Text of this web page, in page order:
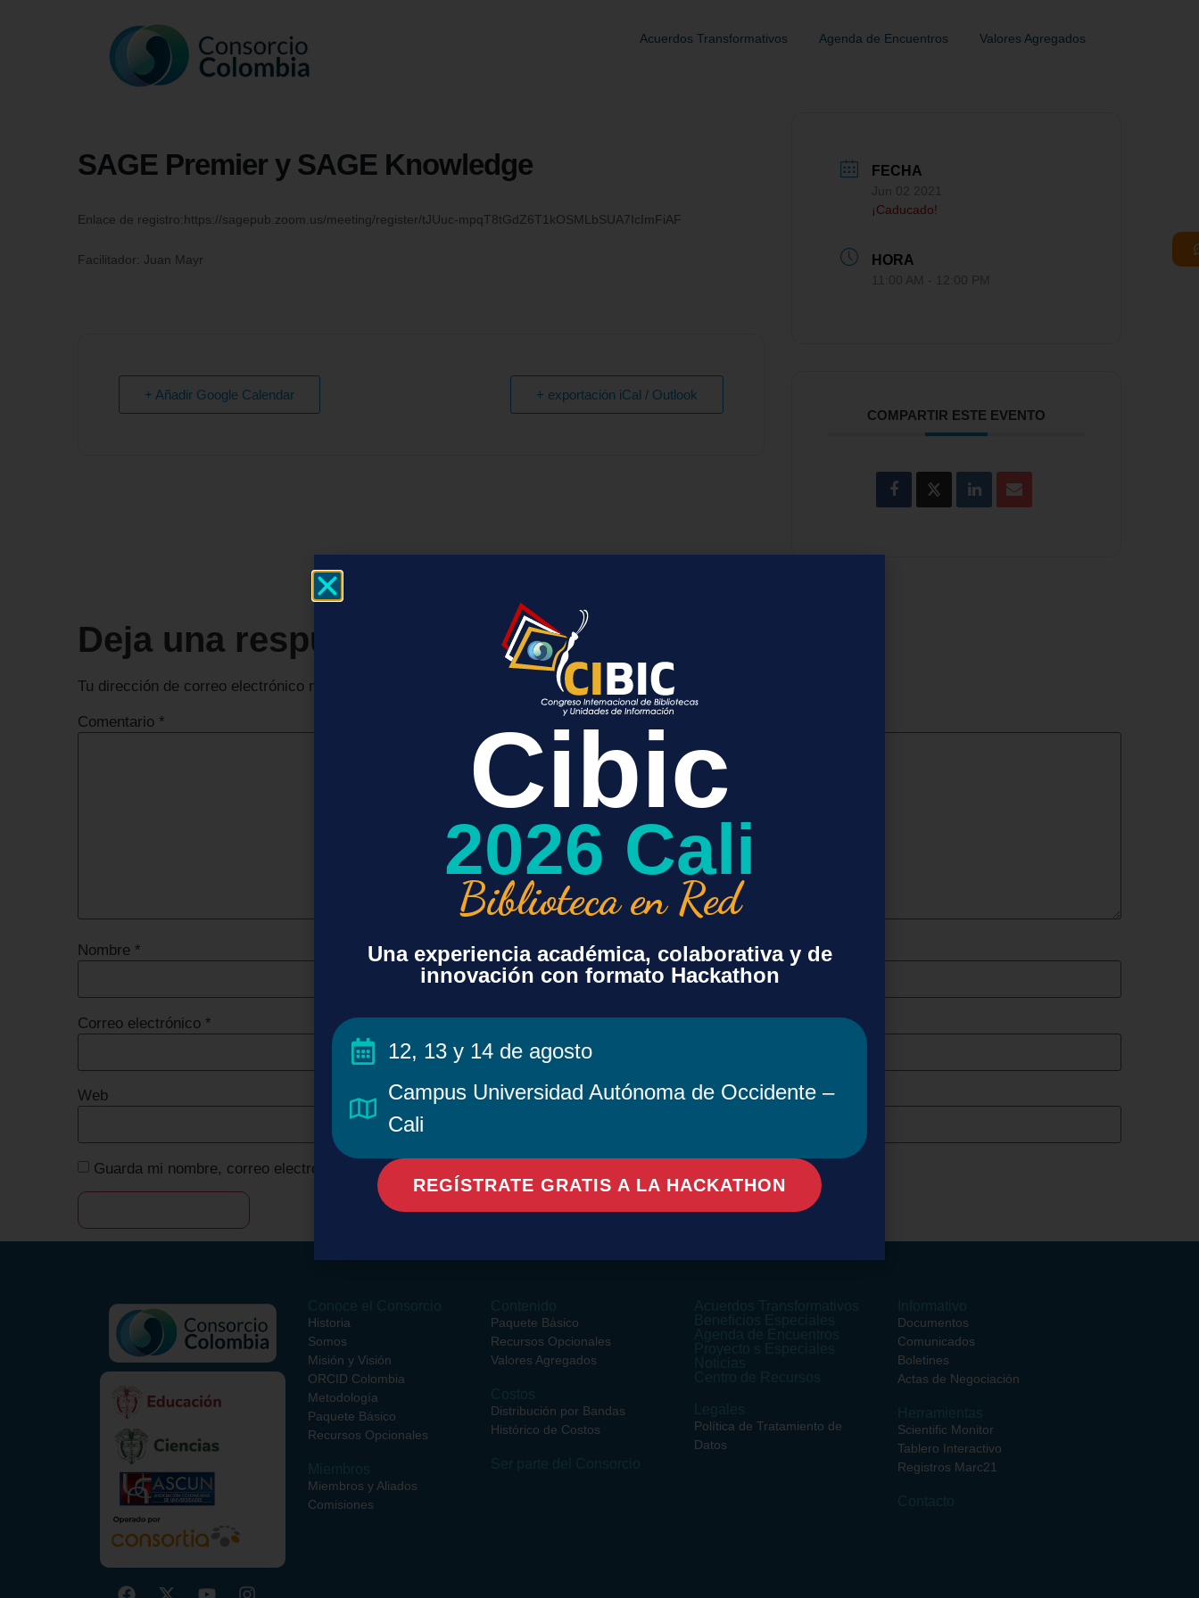
Acuerdos Transformativos Agenda de Encuentros Valores Agregados
SAGE Premier y SAGE Knowledge
Enlace de registro:https://sagepub.zoom.us/meeting/register/tJUuc-mpqT8tGdZ6T1kOSMLbSUA7IcImFiAF
Facilitador: Juan Mayr
+ Añadir Google Calendar + exportación iCal / Outlook
FECHA
¡Caducado!
HORA
COMPARTIR ESTE EVENTO
Deja una respuesta
Tu dirección de correo electrónico no será publicada. Los campos obligatorios están marcados con
Comentario *
Nombre *
Correo electrónico *
Web
Guarda mi nombre, correo electrónico y web en este navegador para la próxima vez que comente.
Historia
Somos
Misión y Visión
ORCID Colombia
Metodología
Paquete Básico
Recursos Opcionales
Miembros y Aliados
Comisiones
Paquete Básico
Recursos Opcionales
Valores Agregados
Distribución por Bandas
Histórico de Costos
Política de Tratamiento de
Datos
Documentos
Comunicados
Boletines
Actas de Negociación
Scientific Monitor
Tablero Interactivo
Registros Marc21
Cibic
2026 Cali
Biblioteca en Red
Una experiencia académica, colaborativa y de
innovación con formato Hackathon
12, 13 y 14 de agosto
Campus Universidad Autónoma de Occidente –
Cali
REGÍSTRATE GRATIS A LA HACKATHON